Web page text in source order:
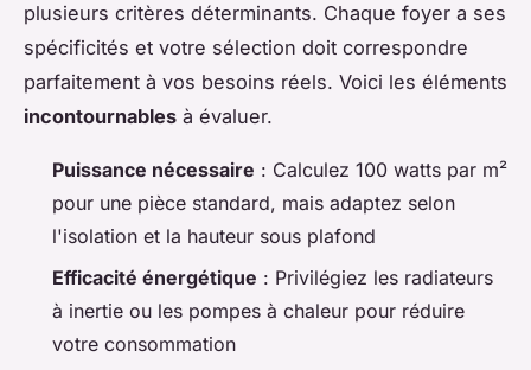
plusieurs critères déterminants. Chaque foyer a ses
spécificités et votre sélection doit correspondre
parfaitement à vos besoins réels. Voici les éléments
incontournables à évaluer.
Puissance nécessaire : Calculez 100 watts par m²
pour une pièce standard, mais adaptez selon
l'isolation et la hauteur sous plafond
Efficacité énergétique : Privilégiez les radiateurs
à inertie ou les pompes à chaleur pour réduire
votre consommation